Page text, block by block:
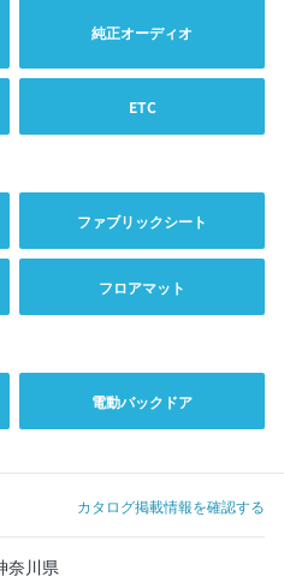
純正オーディオ
ETC
ファブリックシート
フロアマット
電動バックドア
カタログ掲載情報を確認する
奈川県